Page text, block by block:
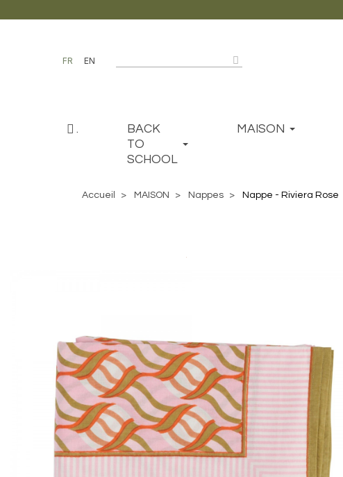
FR EN
.
BACK
TO
SCHOOL
MAISON
Accueil MAISON Nappes Nappe - Riviera Rose